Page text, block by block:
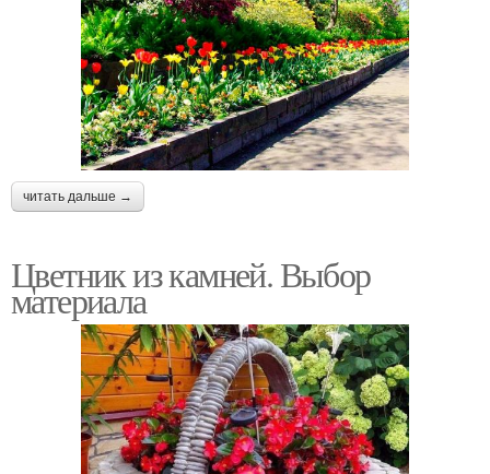
читать дальше →
Цветник из камней. Выбор
материала